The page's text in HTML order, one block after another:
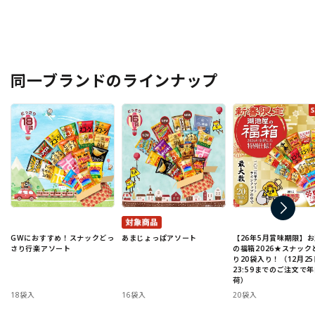
同一ブランドのラインナップ
GWにおすすめ！スナックどっ
さり行楽アソート
18袋入
あまじょっぱアソート
16袋入
【26年5月賞味期限】
の福箱2026★スナック
り20袋入り！（12月25
23:59までのご注文で
荷）
20袋入